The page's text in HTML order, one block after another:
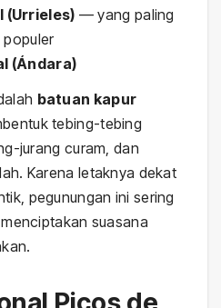
(Urrieles) — yang paling
populer
(Ándara)
batuan kapur
tebing-tebing
jurang curam, dan
Karena letaknya dekat
pegunungan ini sering
suasana